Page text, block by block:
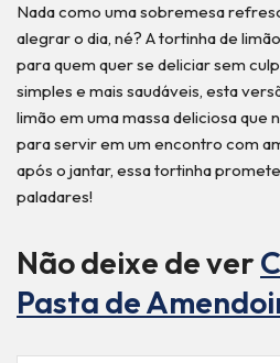
Nada como uma sobremesa
alegrar o dia, né? A tortinha de
para quem quer se deliciar sem
simples e mais saudáveis, esta
limão em uma massa deliciosa que
para servir em um encontro com
após o jantar, essa tortinha
paladares!
Não deixe de ver
Pasta de